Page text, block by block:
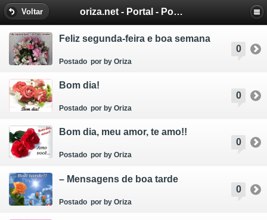
Voltar oriza.net - Portal - Poemas e Mensagens de Oriza Martins
0
Feliz segunda-feira e boa semana
Postado por by Oriza
0
Bom dia!
Postado por by Oriza
0
Bom dia, meu amor, te amo!!
Postado por by Oriza
0
– Mensagens de boa tarde
Postado por by Oriza